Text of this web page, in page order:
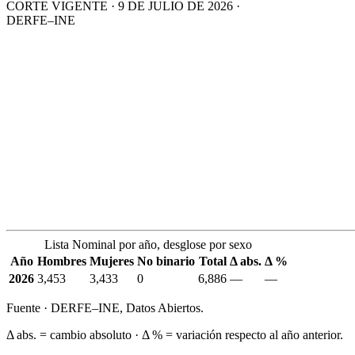
CORTE VIGENTE · 9 DE JULIO DE 2026 ·
DERFE–INE
Lista Nominal por año, desglose por sexo
Año Hombres Mujeres No binario Total Δ abs. Δ %
2026 3,453 3,433 0 6,886 — —
Fuente · DERFE–INE, Datos Abiertos.
Δ abs. = cambio absoluto · Δ % = variación respecto al año anterior.